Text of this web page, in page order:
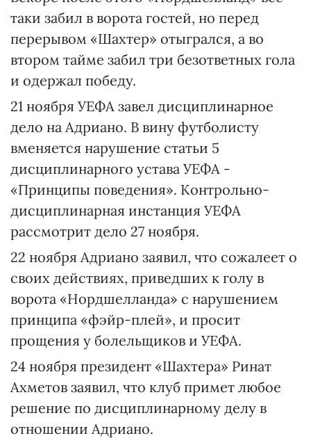
таки забил в ворота гостей, но перед
перерывом «Шахтер» отыгрался, а во
втором тайме забил три безответных гола
и одержал победу.
21 ноября УЕФА завел дисциплинарное
дело на Адриано. В вину футболисту
вменяется нарушение статьи 5
дисциплинарного устава УЕФА -
«Принципы поведения». Контрольно-
дисциплинарная инстанция УЕФА
рассмотрит дело 27 ноября.
22 ноября Адриано заявил, что сожалеет о
своих действиях, приведших к голу в
ворота «Нордшелланда» с нарушением
принципа «фэйр-плей», и просит
прощения у болельщиков и УЕФА.
24 ноября президент «Шахтера» Ринат
Ахметов заявил, что клуб примет любое
решение по дисциплинарному делу в
отношении Адриано.